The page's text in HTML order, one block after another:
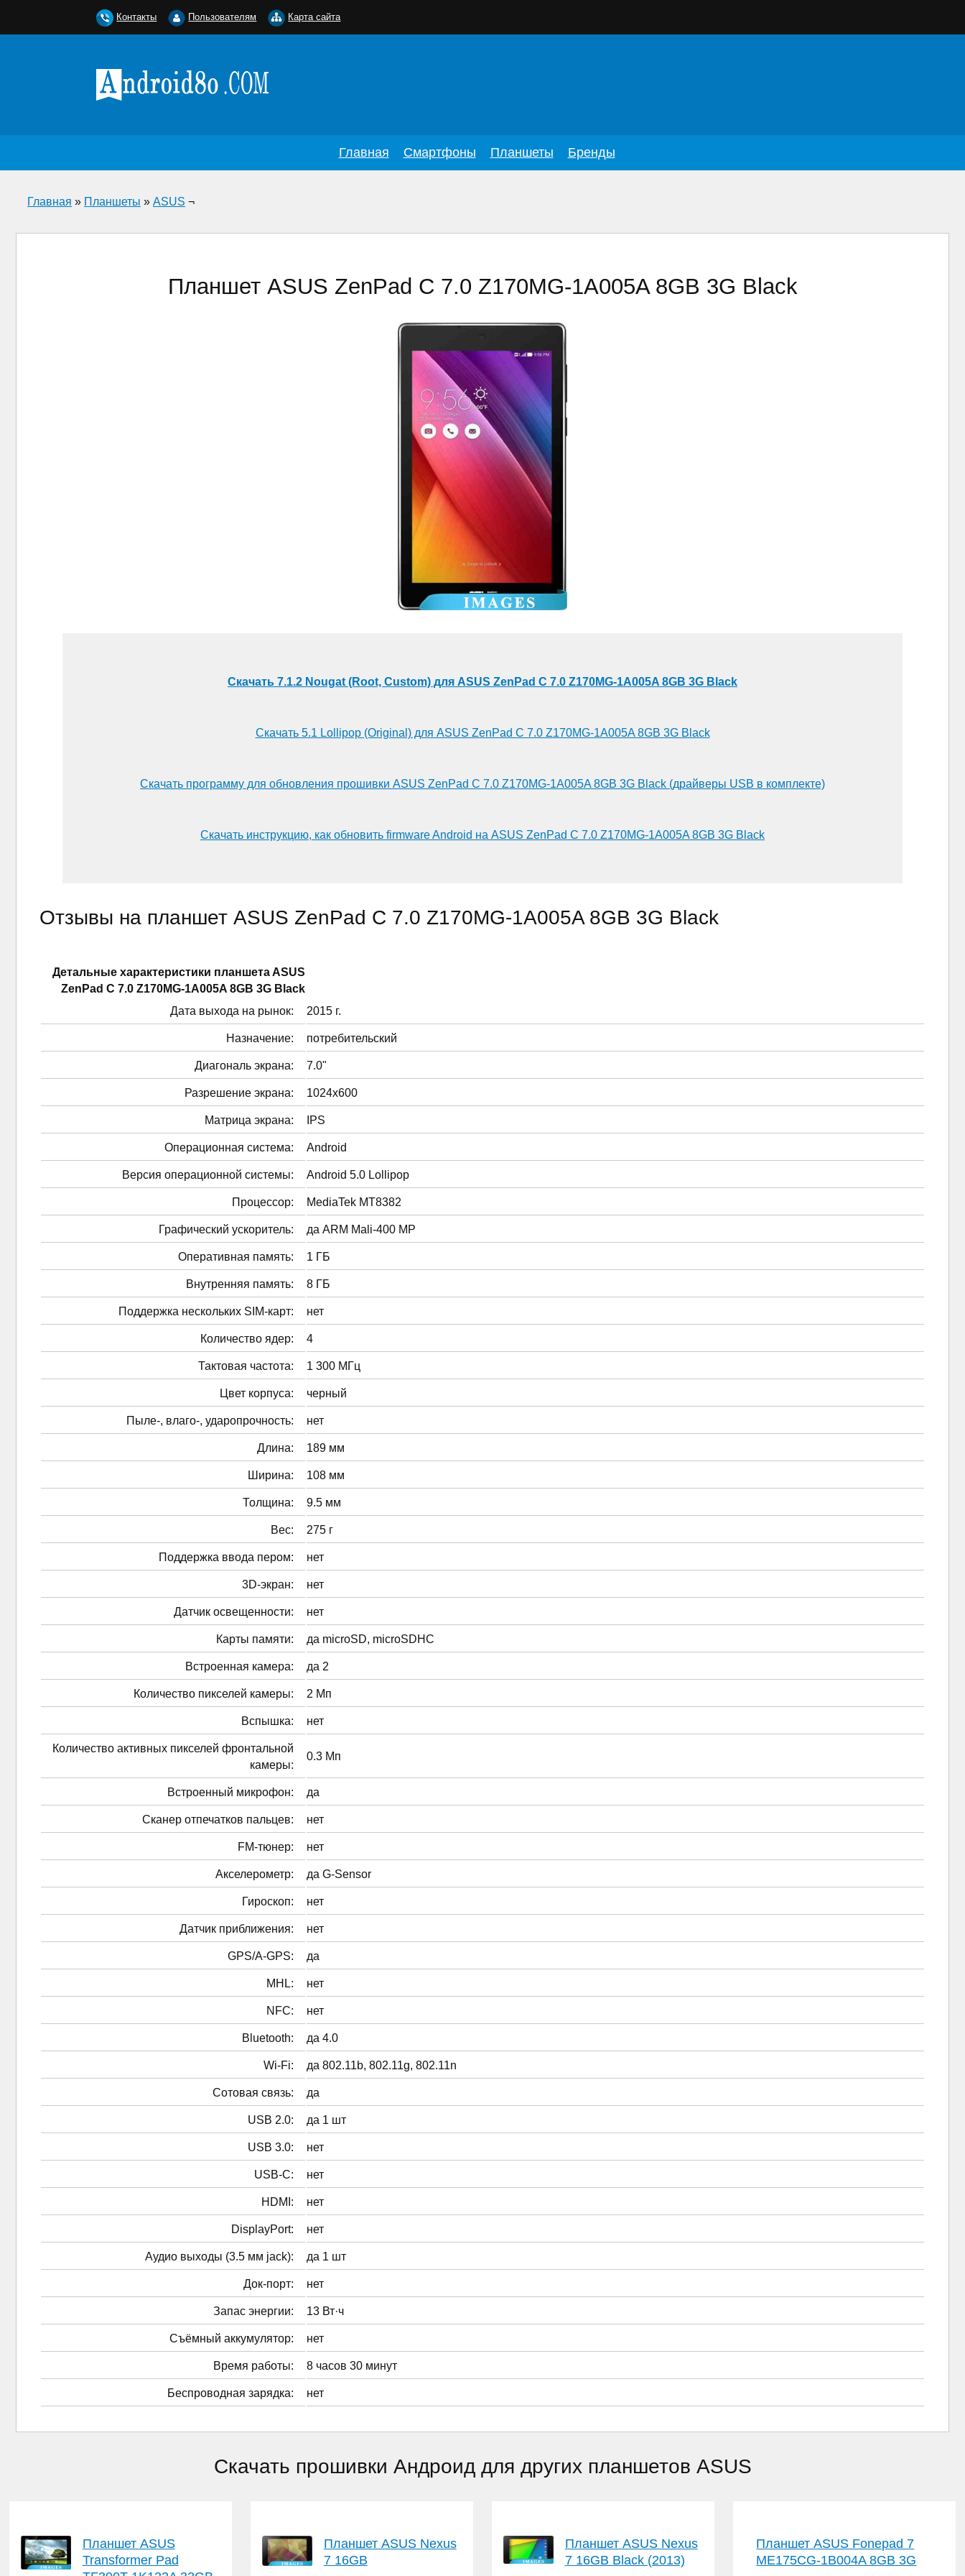
Главная Смартфоны Планшеты Бренды
Главная » Планшеты » ASUS ¬
Планшет ASUS ZenPad C 7.0 Z170MG-1A005A 8GB 3G Black
Скачать 7.1.2 Nougat (Root, Custom) для ASUS ZenPad C 7.0 Z170MG-1A005A 8GB 3G Black
Скачать 5.1 Lollipop (Original) для ASUS ZenPad C 7.0 Z170MG-1A005A 8GB 3G Black
Скачать программу для обновления прошивки ASUS ZenPad C 7.0 Z170MG-1A005A 8GB 3G Black (драйверы USB в комплекте)
Скачать инструкцию, как обновить firmware Android на ASUS ZenPad C 7.0 Z170MG-1A005A 8GB 3G Black
Отзывы на планшет ASUS ZenPad C 7.0 Z170MG-1A005A 8GB 3G Black
Детальные характеристики планшетa ASUS
ZenPad C 7.0 Z170MG-1A005A 8GB 3G Black
Дата выхода на рынок:
2015 г.
Назначение: потребительский
Диагональ экрана: 7.0"
Разрешение экрана: 1024x600
Матрица экрана: IPS
Операционная система: Android
Версия операционной системы: Android 5.0 Lollipop
Процессор: MediaTek MT8382
Графический ускоритель: да ARM Mali-400 MP
Оперативная память: 1 ГБ
Внутренняя память: 8 ГБ
Поддержка нескольких SIM-карт: нет
Количество ядер: 4
Тактовая частота: 1 300 МГц
Цвет корпуса: черный
Пыле-, влаго-, ударопрочность: нет
Длина: 189 мм
Ширина: 108 мм
Толщина: 9.5 мм
Вес: 275 г
Поддержка ввода пером: нет
3D-экран: нет
Датчик освещенности: нет
Карты памяти: да microSD, microSDHC
Встроенная камера: да 2
Количество пикселей камеры: 2 Мп
Вспышка: нет
Количество активных пикселей фронтальной
камеры:
0.3 Мп
Встроенный микрофон: да
Сканер отпечатков пальцев: нет
FM-тюнер: нет
Акселерометр: да G-Sensor
Гироскоп: нет
Датчик приближения: нет
GPS/A-GPS: да
MHL: нет
NFC: нет
Bluetooth: да 4.0
Wi-Fi: да 802.11b, 802.11g, 802.11n
Сотовая связь: да
USB 2.0: да 1 шт
USB 3.0: нет
USB-C: нет
HDMI: нет
DisplayPort: нет
Аудио выходы (3.5 мм jack): да 1 шт
Док-порт: нет
Запас энергии: 13 Вт·ч
Cъёмный аккумулятор: нет
Время работы: 8 часов 30 минут
Беспроводная зарядка: нет
Скачать прошивки Андроид для других планшетов ASUS
Планшет ASUS
Transformer Pad
Планшет ASUS Nexus
7 16GB
Планшет ASUS Nexus
7 16GB Black (2013)
Планшет ASUS Fonepad 7
ME175CG-1B004A 8GB 3G
Контакты Пользователям Карта сайта